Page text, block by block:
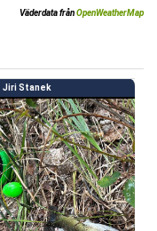
Väderdata frånOpenWeatherMap
Jiri Stanek